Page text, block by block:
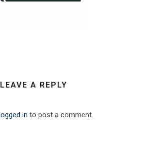
LEAVE A REPLY
logged in to post a comment.